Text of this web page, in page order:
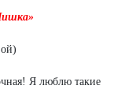
Я люблю такие